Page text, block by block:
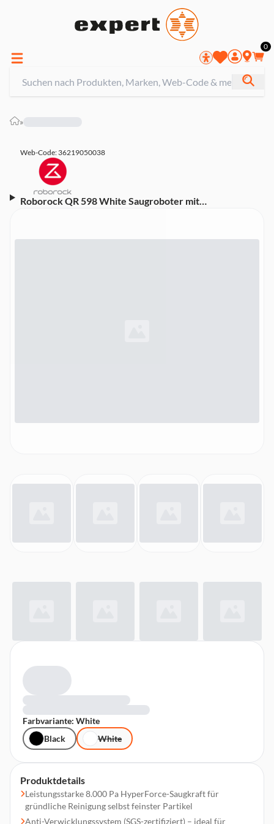
0
»
Web-Code: 36219050038
Roborock QR 598 White Saugroboter mit
Steuerung, 10 mm Mopp-Anhebung,
Produktdetails
Leistungsstarke 8.000 Pa HyperForce-Saugkraft für
gründliche Reinigung selbst feinster Partikel
Anti-Verwicklungssystem (SGS-zertifiziert) – ideal für
Farbvariante: White
Black
White